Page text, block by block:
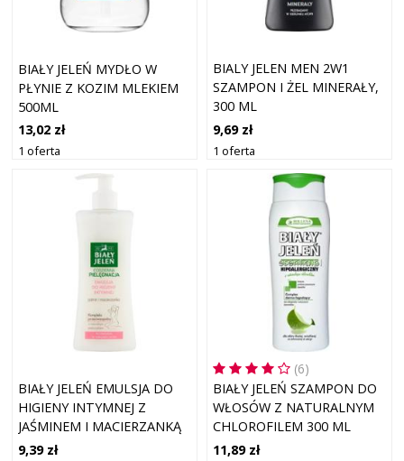
BIAŁY JELEŃ MYDŁO W
PŁYNIE Z KOZIM MLEKIEM
500ML
13,02 zł
1 oferta
BIALY JELEN MEN 2W1
SZAMPON I ŻEL MINERAŁY,
300 ML
9,69 zł
1 oferta
BIAŁY JELEŃ EMULSJA DO
HIGIENY INTYMNEJ Z
JAŚMINEM I MACIERZANKĄ
265 ML
9,39 zł
(6)
BIAŁY JELEŃ SZAMPON DO
WŁOSÓW Z NATURALNYM
CHLOROFILEM 300 ML
11,89 zł